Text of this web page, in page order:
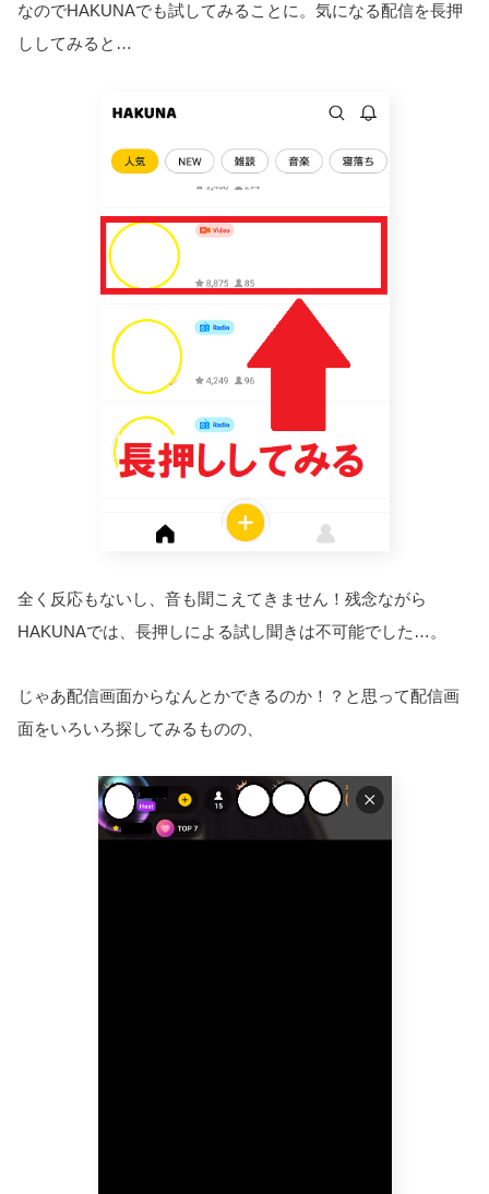
なのでHAKUNAでも試してみることに。気になる配信を長押
ししてみると…
全く反応もないし、音も聞こえてきません！残念ながら
HAKUNAでは、長押しによる試し聞きは不可能でした…。
じゃあ配信画面からなんとかできるのか！？と思って配信画
面をいろいろ探してみるものの、